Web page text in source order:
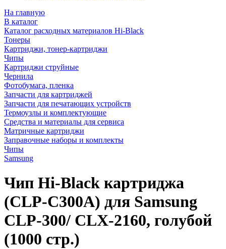
На главную
В каталог
Каталог расходных материалов Hi-Black
Тонеры
Картриджи, тонер-картриджи
Чипы
Картриджи струйные
Чернила
Фотобумага, пленка
Запчасти для картриджей
Запчасти для печатающих устройств
Термоузлы и комплектующие
Средства и материалы для сервиса
Матричные картриджи
Заправочные наборы и комплекты
Чипы
Samsung
Чип Hi-Black картриджа
(CLP-C300A) для Samsung
CLP-300/ CLX-2160, голубой
(1000 стр.)